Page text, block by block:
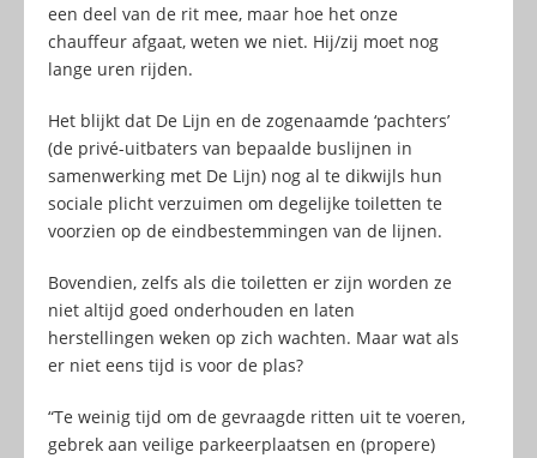
een deel van de rit mee, maar hoe het onze
chauffeur afgaat, weten we niet. Hij/zij moet nog
lange uren rijden.
Het blijkt dat De Lijn en de zogenaamde ‘pachters’
(de privé-uitbaters van bepaalde buslijnen in
samenwerking met De Lijn) nog al te dikwijls hun
sociale plicht verzuimen om degelijke toiletten te
voorzien op de eindbestemmingen van de lijnen.
Bovendien, zelfs als die toiletten er zijn worden ze
niet altijd goed onderhouden en laten
herstellingen weken op zich wachten. Maar wat als
er niet eens tijd is voor de plas?
“Te weinig tijd om de gevraagde ritten uit te voeren,
gebrek aan veilige parkeerplaatsen en (propere)